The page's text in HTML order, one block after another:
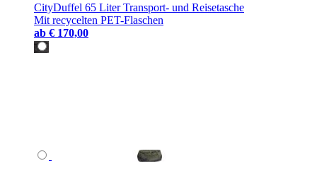
CityDuffel 65 Liter Transport- und Reisetasche
Mit recycelten PET-Flaschen
ab € 170,00